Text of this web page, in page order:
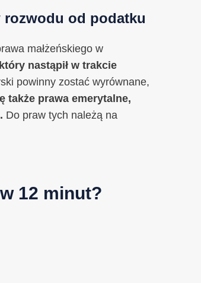
od podatku
małżeńskiego w
nastąpił w trakcie
powinny zostać wyrównane,
także prawa emerytalne,
Do praw tych należą na
12 minut?